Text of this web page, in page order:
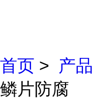
首页 > 产
鳞片防腐